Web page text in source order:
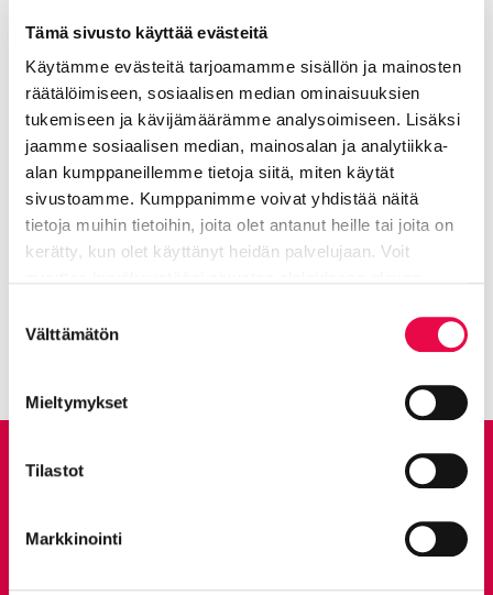
Tämä sivusto käyttää evästeitä
Käytämme evästeitä tarjoamamme sisällön ja mainosten
räätälöimiseen, sosiaalisen median ominaisuuksien
tukemiseen ja kävijämäärämme analysoimiseen. Lisäksi
jaamme sosiaalisen median, mainosalan ja analytiikka-
alan kumppaneillemme tietoja siitä, miten käytät
sivustoamme. Kumppanimme voivat yhdistää näitä
tietoja muihin tietoihin, joita olet antanut heille tai joita on
kerätty, kun olet käyttänyt heidän palvelujaan. Voit
valinta
Välttämätön
Mieltymykset
Tilastot
Markkinointi
Jaa: Jaa Facebookissa
Jaa LinkedInissä
Jaa X:ssäJaa WhasAppissa
Kategorioiden arkisto:Tiedotteet
Aihealueet: Asu ja rakenna